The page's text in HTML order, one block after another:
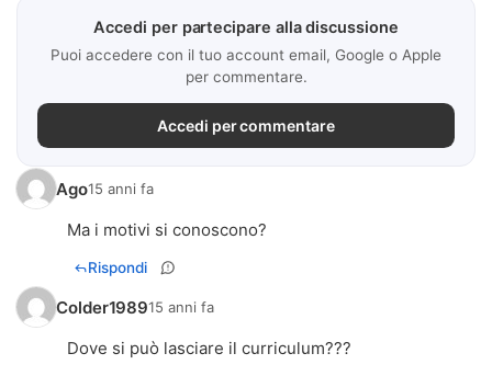
Accedi per partecipare alla discussione
Puoi accedere con il tuo account email, Google o Apple
per commentare.
Accedi per commentare
Ago15 anni fa
Ma i motivi si conoscono?
Rispondi
Colder198915 anni fa
Dove si può lasciare il curriculum???